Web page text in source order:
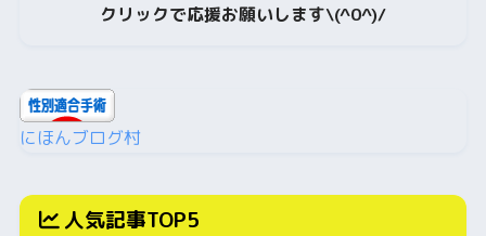
クリックで応援お願いします\(^0^)/
にほんブログ村
人気記事TOP5